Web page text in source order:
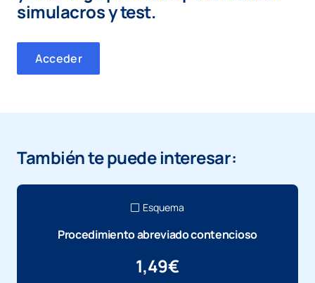
simulacros y test.
Acceder
También te puede interesar:
Esquema
Procedimiento abreviado contencioso
1,49€